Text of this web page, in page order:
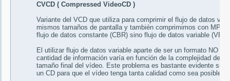
CVCD ( Compressed VideoCD )
Variante del VCD que utiliza para comprimir el flujo de datos
mismos tamaños de pantalla y también comprimimos con
flujo de datos constante (CBR) sino flujo de datos variable (VBR
El utilizar flujo de datos variable aparte de ser un formato NO
cantidad de información varía en función de la complejidad del
tamaño final del vídeo. Este problema es bastante evidente si
un CD para que el vídeo tenga tanta calidad como sea posible.